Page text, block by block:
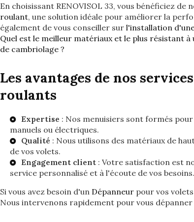
En choisissant RENOVISOL 33, vous bénéficiez de
roulant, une solution idéale pour améliorer la
également de vous conseiller sur l'installation
Quel est le meilleur matériaux et le plus résistant
de cambriolage ?
Les avantages de nos
roulants
Expertise : Nos menuisiers sont formés
manuels ou électriques.
Qualité : Nous utilisons des matériaux de
de vos volets.
Engagement client : Votre satisfaction est
service personnalisé et à l'écoute de vos besoins.
Si vous avez besoin d'un Dépanneur pour vos
Nous intervenons rapidement pour vous dépanner